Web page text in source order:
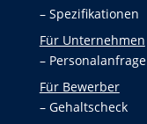
Spezifikationen
Für Unternehmen
Personalanfrage
Für Bewerber
Gehaltscheck